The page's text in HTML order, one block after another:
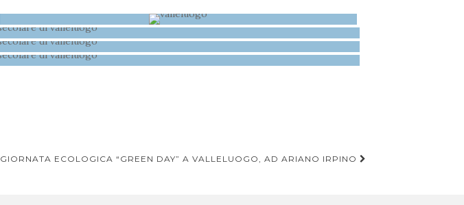
GIORNATA ECOLOGICA “GREEN DAY” A VALLELUOGO, AD ARIANO IRPINO